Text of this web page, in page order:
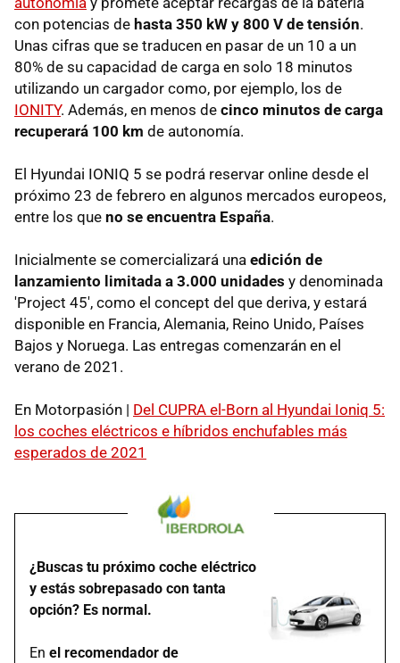
con potencias de hasta 350 kW y 800 V de tensión.
Unas cifras que se traducen en pasar de un 10 a un
80% de su capacidad de carga en solo 18 minutos
utilizando un cargador como, por ejemplo, los de
IONITY. Además, en menos de cinco minutos de carga
recuperará 100 km de autonomía.
El Hyundai IONIQ 5 se podrá reservar online desde el
próximo 23 de febrero en algunos mercados europeos,
entre los que no se encuentra España.
Inicialmente se comercializará una edición de
lanzamiento limitada a 3.000 unidades y denominada
'Project 45', como el concept del que deriva, y estará
disponible en Francia, Alemania, Reino Unido, Países
Bajos y Noruega. Las entregas comenzarán en el
verano de 2021.
En Motorpasión | Del CUPRA el-Born al Hyundai Ioniq 5:
los coches eléctricos e híbridos enchufables más
esperados de 2021
¿Buscas tu próximo coche eléctrico
y estás sobrepasado con tanta
opción? Es normal.
En el recomendador de